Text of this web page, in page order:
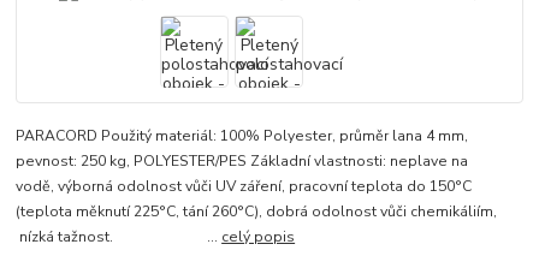
PARACORD Použitý materiál: 100% Polyester, průměr lana 4 mm,
pevnost: 250 kg, POLYESTER/PES Základní vlastnosti: neplave na
vodě, výborná odolnost vůči UV záření, pracovní teplota do 150°C
(teplota měknutí 225°C, tání 260°C), dobrá odolnost vůči chemikáliím,
nízká tažnost. ... celý popis